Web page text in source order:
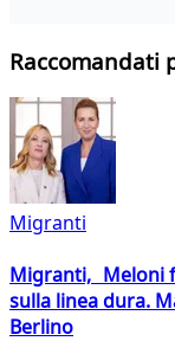
Raccomandati
Migranti
Migranti, Meloni
sulla linea dura.
Berlino